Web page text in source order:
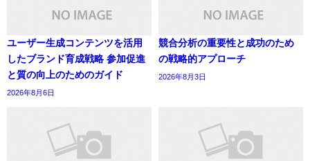
ユーザー生成コンテンツを活用
したブランド育成戦略 参加促進
と質の向上のためのガイド
2026年8月6日
競合分析の重要性と成功のため
の戦略的アプローチ
2026年8月3日